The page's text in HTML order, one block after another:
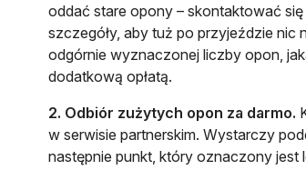
oddać stare opony – skontaktować
szczegóły, aby tuż po przyjeździe nic
odgórnie wyznaczonej liczby opon,
dodatkową opłatą.
2. Odbiór zużytych opon za darmo.
w serwisie partnerskim. Wystarczy
następnie punkt, który oznaczony jest